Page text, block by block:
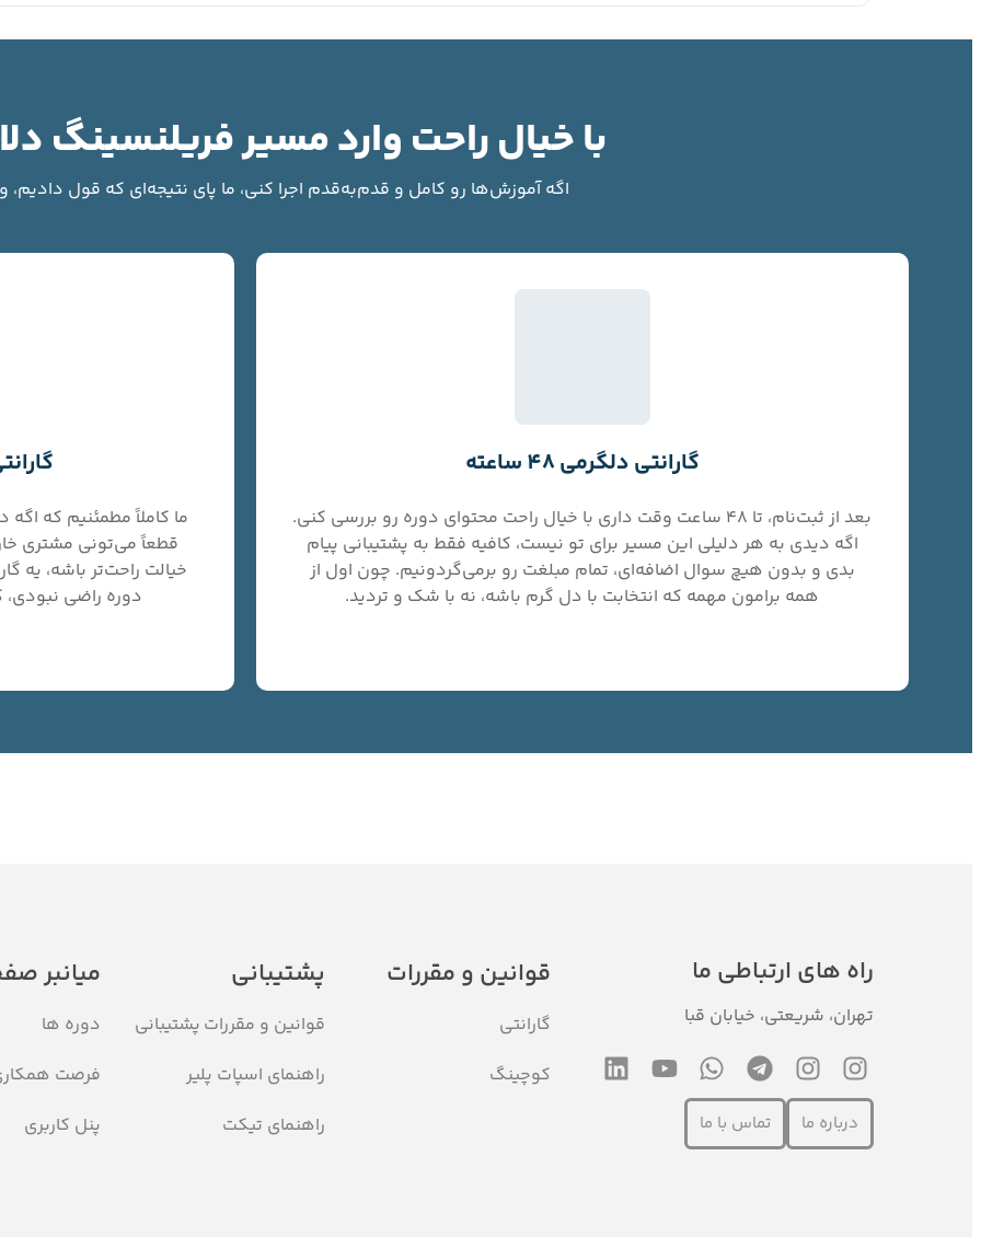
با خیال راحت وارد مسیر فریلنسینگ
اگه آموزش‌ها رو کامل و قدم‌به‌قدم اجرا کنی، ما پای نتیجه‌ای که قول دادیم،
گارانتی دلگرمی 48 ساعته
بعد از ثبت‌نام، تا ۴۸ ساعت وقت داری با خیال راحت محتوای دوره رو بررسی کنی.
اگه دیدی به هر دلیلی این مسیر برای تو نیست، کافیه فقط به پشتیبانی پیام
بدی و بدون هیچ سوال اضافه‌ای، تمام مبلغت رو برمی‌گردونیم. چون اول از
همه برامون مهمه که انتخابت با دل گرم باشه، نه با شک و تردید.
ما کاملاً مطمئنیم که
قطعاً می‌تونی مشتری
خیالت راحت‌تر باشه، یه
دوره راضی
راه های ارتباطی ما
تهران، شریعتی، خیابان قبا
درباره ما تماس با ما
قوانین و مقررات
گارانتی
کوچینگ
پشتیبانی
قوانین و مقررات پشتیبانی
راهنمای اسپات پلیر
راهنمای تیکت
میانبر
دوره ها
فرصت
پنل کاربری